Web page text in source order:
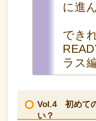
に進
でき
ラス
Vol.4 初めて
い？